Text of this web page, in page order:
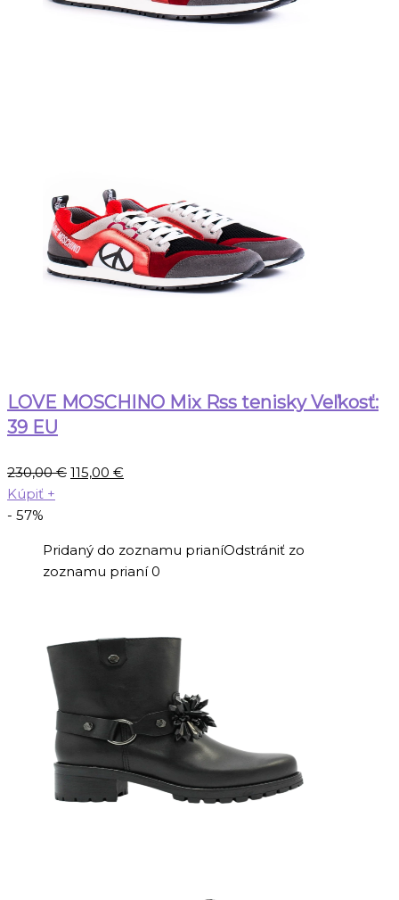
LOVE MOSCHINO Mix Rss tenisky Veľkosť:
39 EU
230,00€ Pôvodná
115,00 €
Kúpiť +
- 57%
Pridaný do zoznamu prianíOdstrániť zo
zoznamu prianí 0